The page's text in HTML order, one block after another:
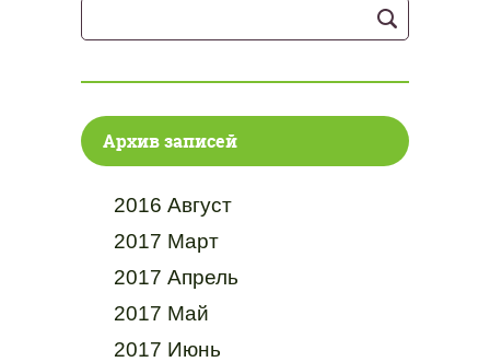
Архив записей
2016 Август
2017 Март
2017 Апрель
2017 Май
2017 Июнь